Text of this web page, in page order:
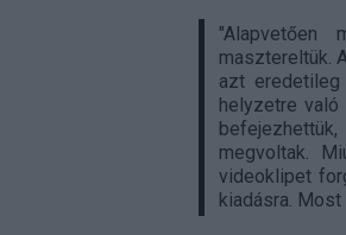
"Alapvetően
masztereltük.
azt
helyzetre
megvoltak.
videoklipet
kiadásra. Most